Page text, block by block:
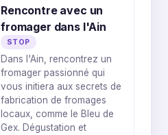
Rencontre avec un
fromager dans l'Ain
STOP
Dans l'Ain, rencontrez un
fromager passionné qui
vous initiera aux secrets de
fabrication de fromages
locaux, comme le Bleu de
Gex. Dégustation et